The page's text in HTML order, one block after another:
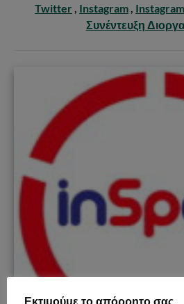
Twitter
Instagram Instagram
Συνέντευξη
Εκτιμούμε το απόρρητο σας